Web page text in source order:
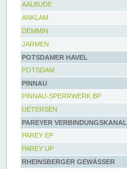
AALBUDE
ANKLAM
DEMMIN
JARMEN
POTSDAMER HAVEL
POTSDAM
PINNAU
PINNAU-SPERRWERK BP
UETERSEN
PAREYER VERBINDUNGSKANAL
PAREY EP
PAREY UP
RHEINSBERGER GEWÄSSER